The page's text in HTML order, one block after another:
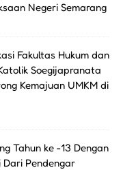
Negeri Semarang
Fakultas Hukum dan
Soegijapranata
Kemajuan UMKM di
Tahun ke -13 Dengan
Dari Pendengar